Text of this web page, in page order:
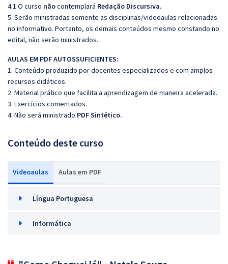
4.1 O curso nãocontemplará Redação Discursiva.
5. Serão ministradas somente as disciplinas/videoaulas relacionadas
no informativo. Portanto, os demais conteúdos mesmo constando no
edital, não serão ministrados.
AULAS EM PDF AUTOSSUFICIENTES:
1. Conteúdo produzido por docentes especializados e com amplos
recursos didáticos.
2. Material prático que facilita a aprendizagem de maneira acelerada.
3. Exercícios comentados.
4. Não será ministrado PDF Sintético.
Conteúdo deste curso
Videoaulas Aulas em PDF
Língua Portuguesa
Informática